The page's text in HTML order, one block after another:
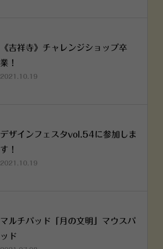
《吉祥寺》チャレンジショップ卒
業！
2021.10.19
デザインフェスタvol.54に参加しま
す！
2021.10.19
マルチパッド「月の文明」マウスパ
ッド